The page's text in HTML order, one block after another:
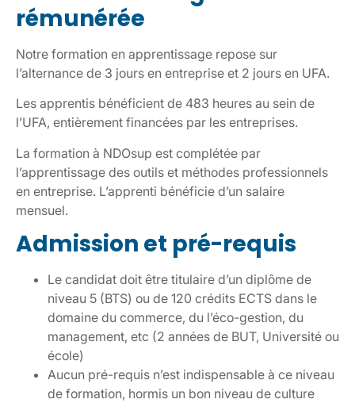
rémunérée
Notre formation en apprentissage repose sur
l’alternance de 3 jours en entreprise et 2 jours en UFA.
Les apprentis bénéficient de 483 heures au sein de
l’UFA, entièrement financées par les entreprises.
La formation à NDOsup est complétée par
l’apprentissage des outils et méthodes professionnels
en entreprise. L’apprenti bénéficie d’un salaire
mensuel.
Admission et pré-requis
Le candidat doit être titulaire d’un diplôme de
niveau 5 (BTS) ou de 120 crédits ECTS dans le
domaine du commerce, du l’éco-gestion, du
management, etc (2 années de BUT, Université ou
école)
Aucun pré-requis n’est indispensable à ce niveau
de formation, hormis un bon niveau de culture